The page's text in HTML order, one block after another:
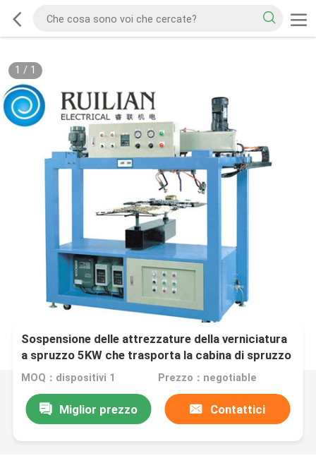
1 / 1
Sospensione delle attrezzature della verniciatura
a spruzzo 5KW che trasporta la cabina di spruzzo
automatica
MOQ：dispositivi 1 Prezzo：negotiable
Miglior prezzo Contattici